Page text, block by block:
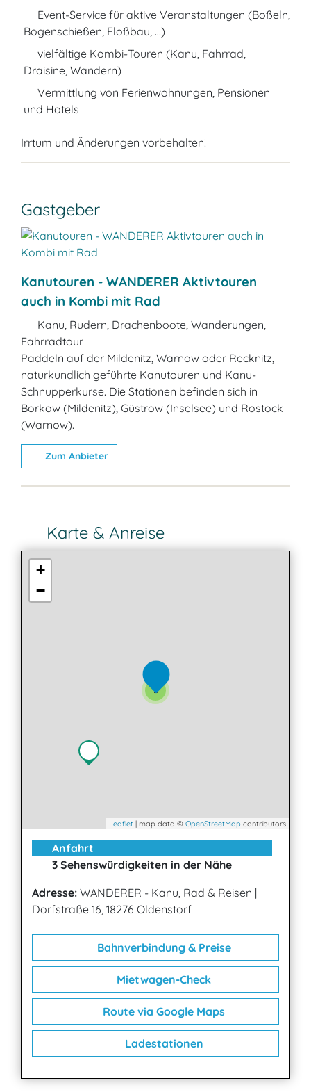
Event-Service für aktive Veranstaltungen (Boßeln,
Bogenschießen, Floßbau, …)
vielfältige Kombi-Touren (Kanu, Fahrrad,
Draisine, Wandern)
Vermittlung von Ferienwohnungen, Pensionen
und Hotels
Irrtum und Änderungen vorbehalten!
Gastgeber
Kanutouren - WANDERER Aktivtouren
auch in Kombi mit Rad
Kanu, Rudern, Drachenboote, Wanderungen,
Fahrradtour
Paddeln auf der Mildenitz, Warnow oder Recknitz,
naturkundlich geführte Kanutouren und Kanu-
Schnupperkurse. Die Stationen befinden sich in
Borkow (Mildenitz), Güstrow (Inselsee) und Rostock
(Warnow).
Zum Anbieter
Karte & Anreise
2
+
−
Leaflet | map data © OpenStreetMap contributors
Anfahrt
3 Sehenswürdigkeiten in der Nähe
Adresse: WANDERER - Kanu, Rad & Reisen |
Dorfstraße 16, 18276 Oldenstorf
Bahnverbindung & Preise
Mietwagen-Check
Route via Google Maps
Ladestationen